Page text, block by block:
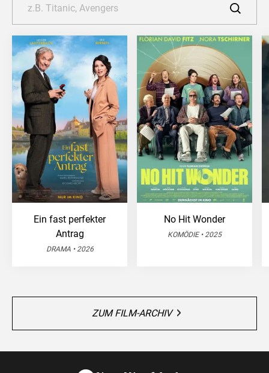
Ein fast perfekter
Antrag
DRAMA • 2026
No Hit Wonder
KOMÖDIE • 2025
ZUM FILM-ARCHIV